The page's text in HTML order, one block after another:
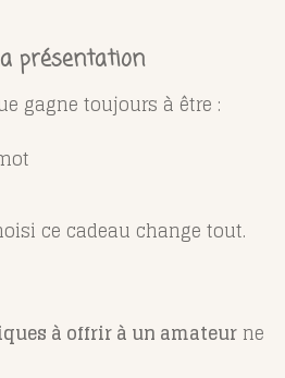
présentation
gagne toujours à être :
ce cadeau change tout.
à offrir à un amateur ne